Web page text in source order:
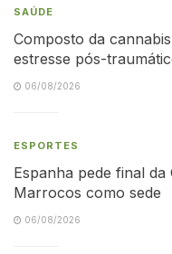
SAÚDE
Composto da
estresse pós-
06/08/2026
ESPORTES
Espanha pede final
Marrocos como sede
06/08/2026